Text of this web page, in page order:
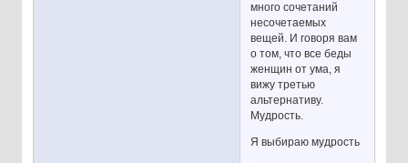
много сочетаний
несочетаемых
вещей. И говоря вам
о том, что все беды
женщин от ума, я
вижу третью
альтернативу.
Мудрость.
Я выбираю мудрость